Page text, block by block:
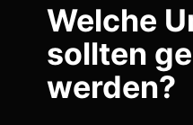
Welche
sollten
werden?